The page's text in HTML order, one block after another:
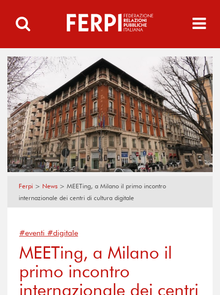
Ferpi > News > MEETing, a Milano il primo incontro
internazionale dei centri di cultura digitale
#eventi #digitale
MEETing, a Milano il
primo incontro
internazionale dei centri